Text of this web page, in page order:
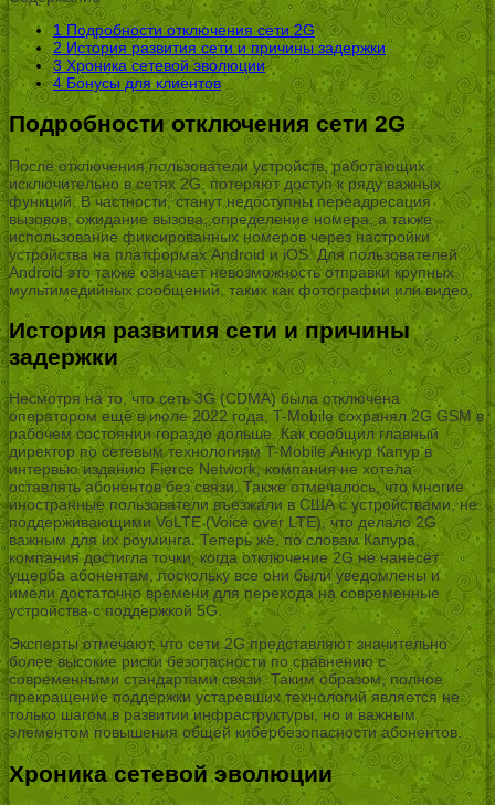
1 Подробности отключения сети 2G
2 История развития сети и причины задержки
3 Хроника сетевой эволюции
4 Бонусы для клиентов
Подробности отключения сети 2G
После отключения пользователи устройств, работающих
исключительно в сетях 2G, потеряют доступ к ряду важных
функций. В частности, станут недоступны переадресация
вызовов, ожидание вызова, определение номера, а также
использование фиксированных номеров через настройки
устройства на платформах Android и iOS. Для пользователей
Android это также означает невозможность отправки крупных
мультимедийных сообщений, таких как фотографии или видео.
История развития сети и причины
задержки
Несмотря на то, что сеть 3G (CDMA) была отключена
оператором ещё в июле 2022 года, T-Mobile сохранял 2G GSM в
рабочем состоянии гораздо дольше. Как сообщил главный
директор по сетевым технологиям T-Mobile Анкур Капур в
интервью изданию Fierce Network, компания не хотела
оставлять абонентов без связи. Также отмечалось, что многие
иностранные пользователи въезжали в США с устройствами, не
поддерживающими VoLTE (Voice over LTE), что делало 2G
важным для их роуминга. Теперь же, по словам Капура,
компания достигла точки, когда отключение 2G не нанесёт
ущерба абонентам, поскольку все они были уведомлены и
имели достаточно времени для перехода на современные
устройства с поддержкой 5G.
Эксперты отмечают, что сети 2G представляют значительно
более высокие риски безопасности по сравнению с
современными стандартами связи. Таким образом, полное
прекращение поддержки устаревших технологий является не
только шагом в развитии инфраструктуры, но и важным
элементом повышения общей кибербезопасности абонентов.
Хроника сетевой эволюции